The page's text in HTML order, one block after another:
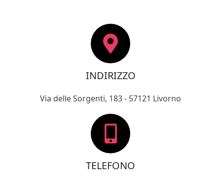
INDIRIZZO
Via delle Sorgenti, 183 - 57121 Livorno
TELEFONO